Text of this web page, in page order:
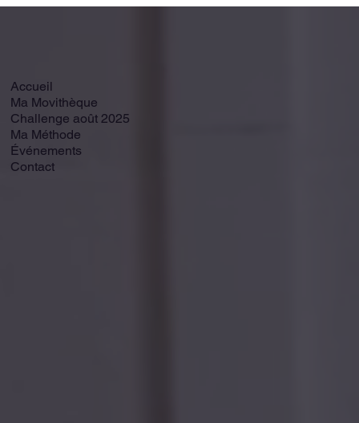
Accueil
Ma Movithèque
Challenge août 2025
Ma Méthode
Événements
Contact